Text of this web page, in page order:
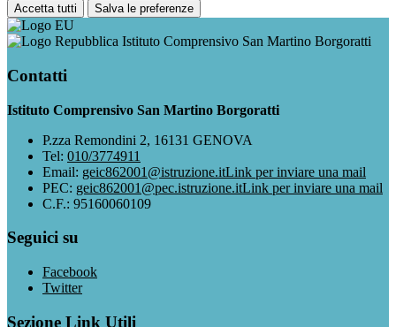
Accetta tutti Salva le preferenze
Istituto Comprensivo San Martino Borgoratti
Contatti
Istituto Comprensivo San Martino Borgoratti
P.zza Remondini 2, 16131 GENOVA
Tel: 010/3774911
Email: geic862001@istruzione.itLink per inviare una mail
PEC: geic862001@pec.istruzione.itLink per inviare una mail
C.F.: 95160060109
Seguici su
Facebook
Twitter
Sezione Link Utili